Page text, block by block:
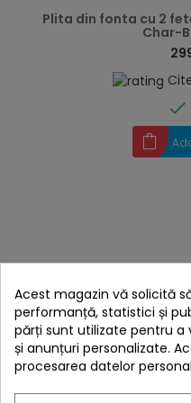
Plita din fonta cu 2
Char-

Acest magazin vă solicită
performanță, statistici și
părți sunt utilizate pentru
și anunțuri personalizate.
procesarea datelor